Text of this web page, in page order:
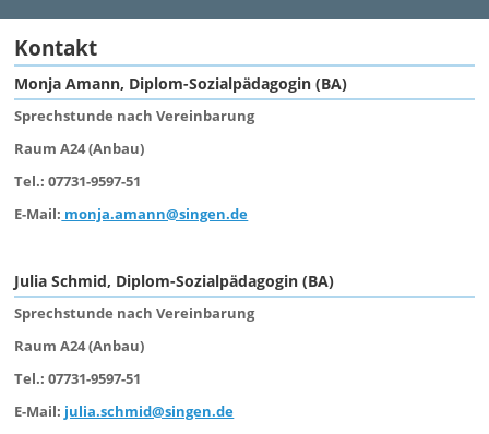
Schulsozialarbeit
Kontakt
Monja Amann, Diplom-Sozialpädagogin (BA)
Sprechstunde nach Vereinbarung
Raum A24 (Anbau)
Tel.: 07731-9597-51
E-Mail: monja.amann@singen.de
Julia Schmid, Diplom-Sozialpädagogin (BA)
Sprechstunde nach Vereinbarung
Raum A24 (Anbau)
Tel.: 07731-9597-51
E-Mail: julia.schmid@singen.de